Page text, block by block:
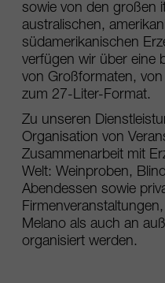
sowie von den großen
australischen,
südamerikanischen
verfügen wir über eine
von Großformaten,
zum 27-Liter-Format.
Zu unseren
Organisation von
Zusammenarbeit mit
Welt: Weinproben,
Abendessen sowie
Melano als auch an
organisiert werden.